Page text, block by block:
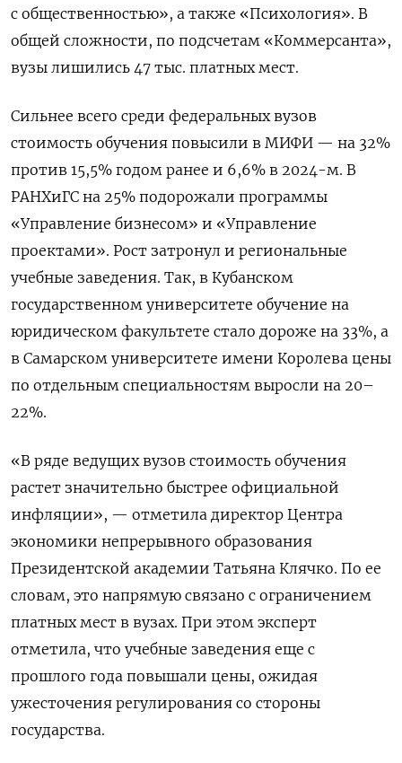
с общественностью», а также «Психология». В
общей сложности, по подсчетам «Коммерсанта»,
вузы лишились 47 тыс. платных мест.
Сильнее всего среди федеральных вузов
стоимость обучения повысили в МИФИ — на 32%
против 15,5% годом ранее и 6,6% в 2024-м. В
РАНХиГС на 25% подорожали программы
«Управление бизнесом» и «Управление
проектами». Рост затронул и региональные
учебные заведения. Так, в Кубанском
государственном университете обучение на
юридическом факультете стало дороже на 33%, а
в Самарском университете имени Королева цены
по отдельным специальностям выросли на 20–
22%.
«В ряде ведущих вузов стоимость обучения
растет значительно быстрее официальной
инфляции», — отметила директор Центра
экономики непрерывного образования
Президентской академии Татьяна Клячко. По ее
словам, это напрямую связано с ограничением
платных мест в вузах. При этом эксперт
отметила, что учебные заведения еще с
прошлого года повышали цены, ожидая
ужесточения регулирования со стороны
государства.